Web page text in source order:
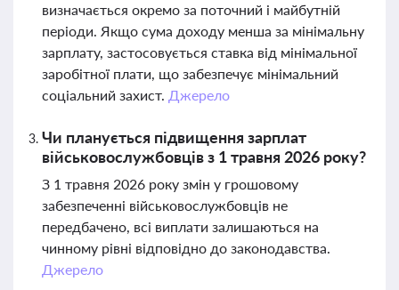
визначається окремо за поточний і майбутній
періоди. Якщо сума доходу менша за мінімальну
зарплату, застосовується ставка від мінімальної
заробітної плати, що забезпечує мінімальний
соціальний захист. Джерело
Чи планується підвищення зарплат
військовослужбовців з 1 травня 2026 року?
З 1 травня 2026 року змін у грошовому
забезпеченні військовослужбовців не
передбачено, всі виплати залишаються на
чинному рівні відповідно до законодавства.
Джерело